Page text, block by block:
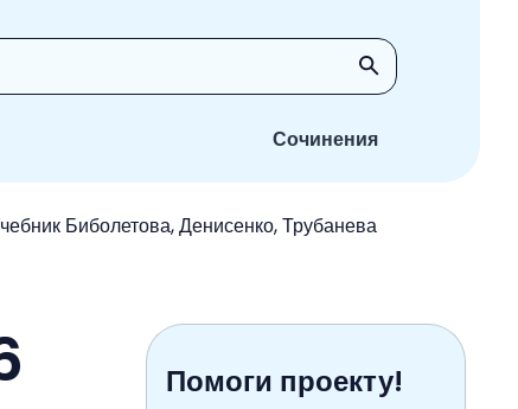
Сочинения
Биболетова, Денисенко, Трубанева
Помоги проекту!